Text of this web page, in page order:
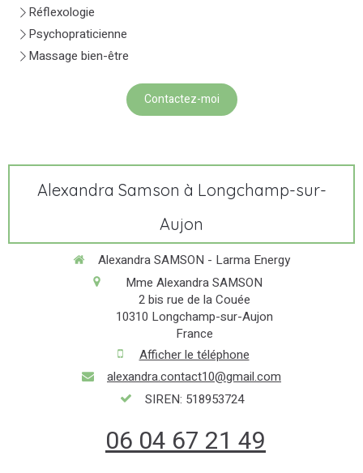
Réflexologie
Psychopraticienne
Massage bien-être
Contactez-moi
Alexandra Samson à Longchamp-sur-
Aujon
Alexandra SAMSON - Larma Energy
Mme Alexandra SAMSON
2 bis rue de la Couée
10310 Longchamp-sur-Aujon
France
Afficher le téléphone
alexandra.contact10@gmail.com
SIREN: 518953724
06 04 67 21 49